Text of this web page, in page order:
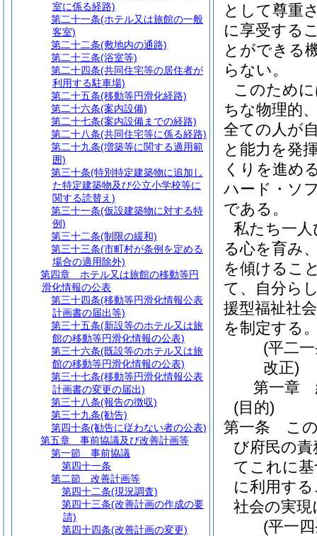
として尊重
に享受する
とができる
らない。
このため
ちな物理的
全ての人が
と能力を発
くりを進め
ハード・ソ
である。
私たち一
る心を育み
を傾けるこ
て、自分ら
援型福祉社
を制定する
(平二
改正)
第一章
(目的)
第一条
こ
び府民の
てこれに
に利用す
社会の実
(平一
室に係る経路)
第二十一条(ホテル又は旅館の一般
客室)
第二十二条(敷地内の通路)
第二十三条(浴室等)
第二十四条(共同住宅等の居住者が
利用する駐車場)
第二十五条(移動等円滑化経路)
第二十六条(案内設備)
第二十七条(案内設備までの経路)
第二十八条(共同住宅等に係る経路)
第二十九条(増築等に関する適用範
囲)
第三十条(特別特定建築物に追加し
た特定建築物及び公立小学校等に
関する読替え)
第三十一条(仮設建築物に対する特
例)
第三十二条(制限の緩和)
第三十三条(市町村が条例を定める
場合の適用除外)
第四章
ホテル又は旅館の移動等円
滑化情報の公表
第三十四条(移動等円滑化情報公表
計画書の届出等)
第三十五条(新設等のホテル又は旅
館の移動等円滑化情報の公表)
第三十六条(既設等のホテル又は旅
館の移動等円滑化情報の公表)
第三十七条(移動等円滑化情報公表
計画書の変更の届出)
第三十八条(報告の徴収)
第三十九条(勧告)
第四十条(勧告に従わない者の公表)
第五章
事前協議及び改善計画等
第一節
事前協議
第四十一条
第二節
改善計画等
第四十二条(現況調査)
第四十三条(改善計画の作成の要
請)
第四十四条(改善計画の変更)